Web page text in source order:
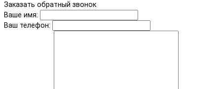
Заказать обратный звонок
Ваше имя:
Ваш телефон: